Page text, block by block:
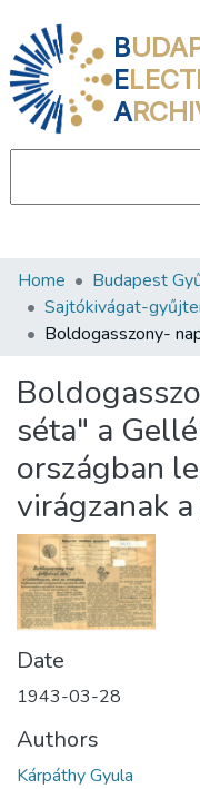
B
E
A
Communities &
All of DSpace
About us
Home Budapest
Sajtókivágat-
séta" a
országban
virágzanak
Date
1943-03-28
Authors
Kárpáthy Gyula